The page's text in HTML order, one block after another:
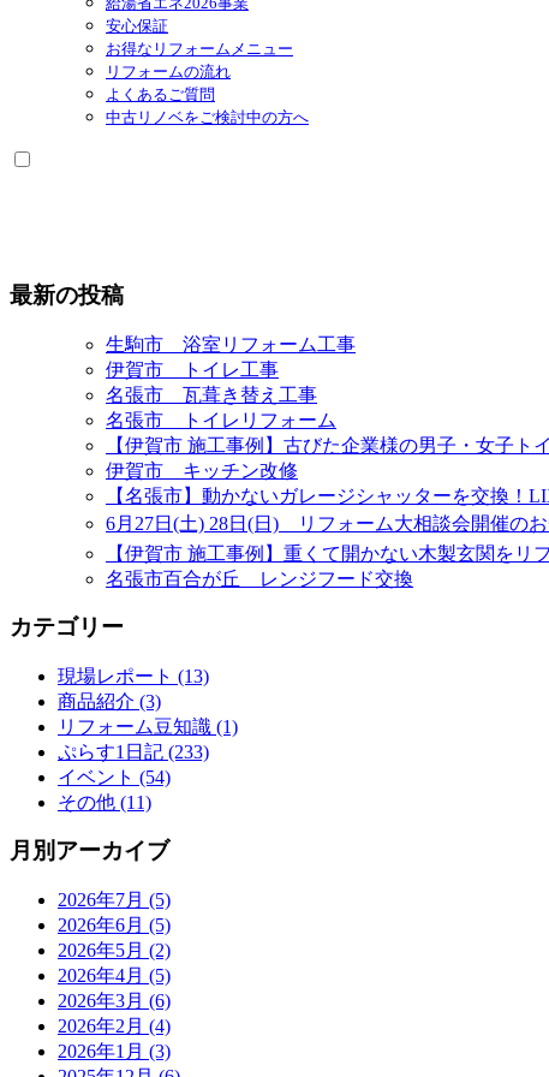
安心保証
お得なリフォームメニュー
リフォームの流れ
よくあるご質問
中古リノベをご検討中の方へ
最新の投稿
生駒市 浴室リフォーム工事
伊賀市 トイレ工事
名張市 瓦葺き替え工事
名張市 トイレリフォーム
【伊賀市 施工事例】古びた企業様の男子・女子
伊賀市 キッチン改修
【名張市】動かないガレージシャッターを交換！
6月27日(土) 28日(日) リフォーム大相談会開催のお
【伊賀市 施工事例】重くて開かない木製玄関を
名張市百合が丘 レンジフード交換
カテゴリー
現場レポート (13)
商品紹介 (3)
リフォーム豆知識 (1)
ぷらす1日記 (233)
イベント (54)
その他 (11)
月別アーカイブ
2026年7月 (5)
2026年6月 (5)
2026年5月 (2)
2026年4月 (5)
2026年3月 (6)
2026年2月 (4)
2026年1月 (3)